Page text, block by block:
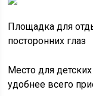
Площадка для
посторонних глаз
Место для
удобнее всего